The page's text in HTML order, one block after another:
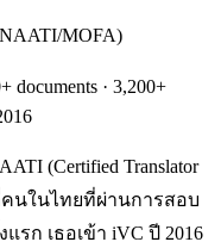
MOFA)
documents · 3,200+
(Certified Translator
นในไทยที่ผ่านการสอบ
รก เธอเข้า iVC ปี 2016